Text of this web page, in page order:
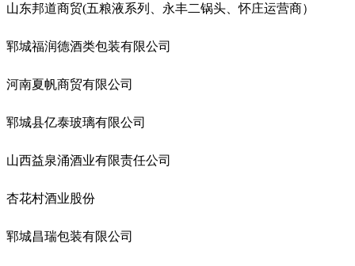
山东邦道商贸(五粮液系列、永丰二锅头、怀庄运营商）
郓城福润德酒类包装有限公司
河南夏帆商贸有限公司
郓城县亿泰玻璃有限公司
山西益泉涌酒业有限责任公司
杏花村酒业股份
郓城昌瑞包装有限公司